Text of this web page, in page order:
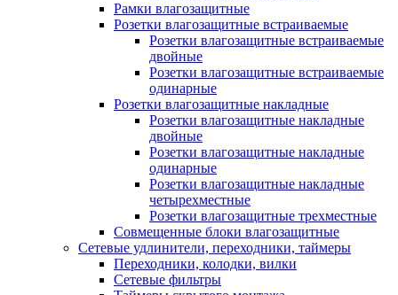
Рамки влагозащитные
Розетки влагозащитные встраиваемые
Розетки влагозащитные встраиваемые
двойные
Розетки влагозащитные встраиваемые
одинарные
Розетки влагозащитные накладные
Розетки влагозащитные накладные
двойные
Розетки влагозащитные накладные
одинарные
Розетки влагозащитные накладные
четырехместные
Розетки влагозащитные трехместные
Совмещенные блоки влагозащитные
Сетевые удлинители, переходники, таймеры
Переходники, колодки, вилки
Сетевые фильтры